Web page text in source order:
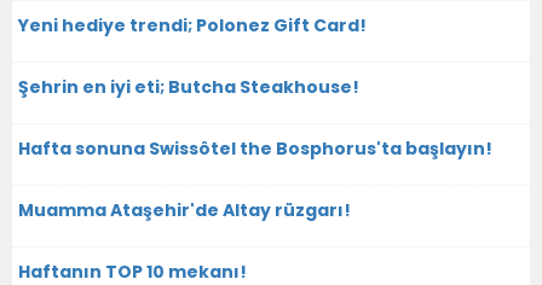
Yeni hediye trendi; Polonez Gift Card!
Şehrin en iyi eti; Butcha Steakhouse!
Hafta sonuna Swissôtel the Bosphorus'ta başlayın!
Muamma Ataşehir'de Altay rüzgarı!
Haftanın TOP 10 mekanı!